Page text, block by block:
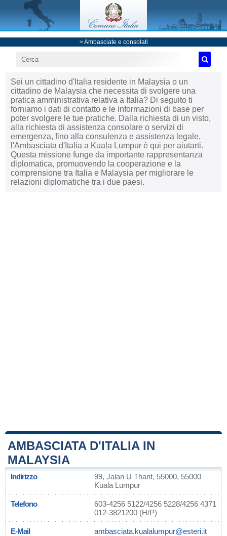
>Ambasciate e consolati
Sei un cittadino d'Italia residente in Malaysia o un
cittadino de Malaysia che necessita di svolgere una
pratica amministrativa relativa a Italia? Di seguito ti
forniamo i dati di contatto e le informazioni di base per
poter svolgere le tue pratiche. Dalla richiesta di un visto,
alla richiesta di assistenza consolare o servizi di
emergenza, fino alla consulenza e assistenza legale,
l'Ambasciata d'Italia a Kuala Lumpur è qui per aiutarti.
Questa missione funge da importante rappresentanza
diplomatica, promuovendo la cooperazione e la
comprensione tra Italia e Malaysia per migliorare le
relazioni diplomatiche tra i due paesi.
AMBASCIATA D'ITALIA IN
MALAYSIA
Indirizzo
99, Jalan U Thant, 55000, 55000
Kuala Lumpur
Telefono
603-4256 5122/4256 5228/4256 4371
012-3821200 (H/P)
E-Mail ambasciata.kualalumpur@esteri.it